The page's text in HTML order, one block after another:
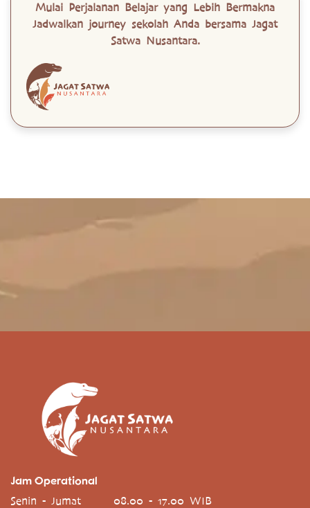
Mulai Perjalanan Belajar yang Lebih Bermakna
Jadwalkan journey sekolah Anda bersama Jagat
Satwa Nusantara.
Jam Operational
Senin - Jumat
08.00 - 17.00 WIB